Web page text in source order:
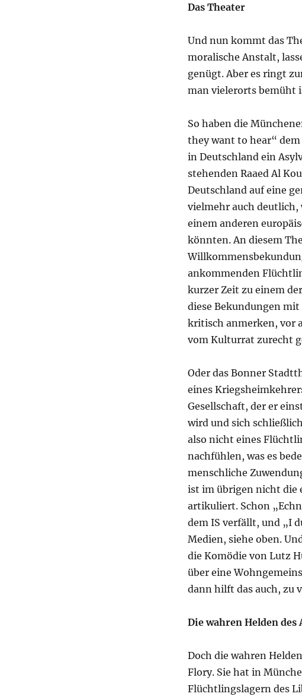
Das Theater
Und nun kommt das
moralische Anstalt,
genügt. Aber es ringt
man vielerorts bemüht
So haben die
they want to hear“
in Deutschland ein
stehenden Raaed Al
Deutschland auf eine
vielmehr auch deutlich,
einem anderen
könnten. An diesem
ankommenden
kurzer Zeit zu einem
diese Bekundungen
kritisch anmerken, vor
vom Kulturrat zurecht
Oder das Bonner
eines
Gesellschaft, der er
wird und sich
also nicht eines
nachfühlen, was es
menschliche
ist im übrigen nicht die
artikuliert. Schon
dem IS verfällt, und „I
Medien, siehe oben.
die Komödie von Lutz
über eine
dann hilft das auch, zu
Die wahren Helden des
Doch die wahren
Flory. Sie hat in
Flüchtlingslagern des